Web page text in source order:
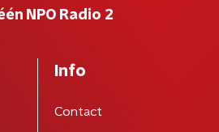
NPO Radio 2
Info
Contact